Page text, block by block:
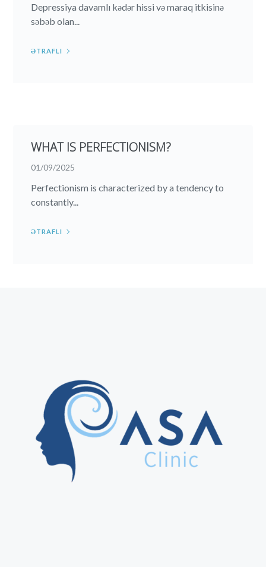
Depressiya davamlı kədər hissi və maraq itkisinə
səbəb olan...
ƏTRAFLI
WHAT IS PERFECTIONISM?
01/09/2025
Perfectionism is characterized by a tendency to
constantly...
ƏTRAFLI